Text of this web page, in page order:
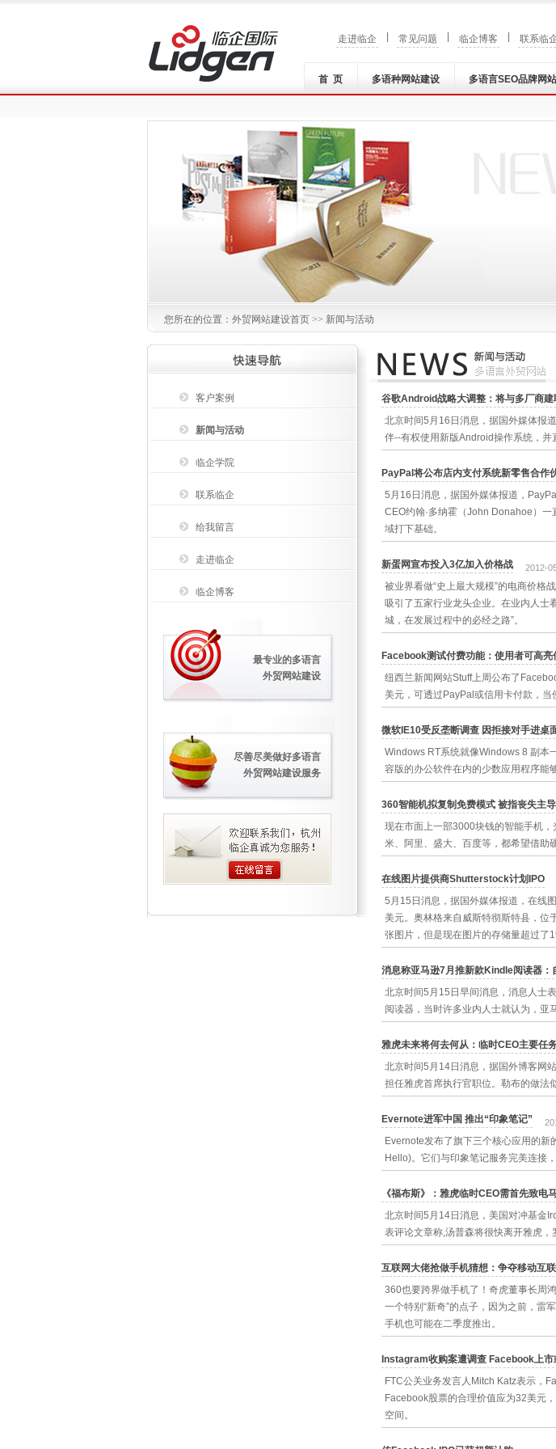
走进临企 常见问题 临企博客 联系临
首 页 多语种网站建设 多语言SEO品牌网
您所在的位置： 外贸网站建设首页 >> 新闻与活动
谷歌Android战略大调整：将与多厂商建
北京时间5月16日消息，据国外媒体报
伴--有权使用新版Android操作系统，并
PayPal将公布店内支付系统新零售合作
5月16日消息，据国外媒体报道，
CEO约翰·多纳霍（John Donahoe）
域打下基础。
新蛋网宣布投入3亿加入价格战 2012-
被业界看做“史上最大规模”的电商价格
吸引了五家行业龙头企业。在业内人士
城，在发展过程中的必经之路”。
Facebook测试付费功能：使用者可高亮
纽西兰新闻网站Stuff上周公布了
美元，可透过PayPal或信用卡付款，当
微软IE10受反垄断调查 因拒接对手进桌
Windows RT系统就像Windows 8 副本
容版的办公软件在内的少数应用程序能
360智能机拟复制免费模式 被指丧失主
现在市面上一部3000块钱的智能手机
米、阿里、盛大、百度等，都希望借助
在线图片提供商Shutterstock计划IPO
5月15日消息，据国外媒体报道，在线
美元。奥林格来自威斯特彻斯特县，位
张图片，但是现在图片的存储量超过了
消息称亚马逊7月推新款Kindle阅读器：
北京时间5月15日早间消息，消息人士
阅读器，当时许多业内人士就认为，亚
雅虎未来将何去何从：临时CEO主要任
北京时间5月14日消息，据国外博客网
担任雅虎首席执行官职位。勒布的做法
Evernote进军中国 推出“印象笔记”
Evernote发布了旗下三个核心应用的
Hello)。它们与印象笔记服务完美连接
《福布斯》：雅虎临时CEO需首先致电
北京时间5月14日消息，美国对冲基金
表评论文章称,汤普森将很快离开雅虎，
互联网大佬抢做手机猜想：争夺移动互联
360也要跨界做手机了！奇虎董事长周
一个特别“新奇”的点子，因为之前，雷
手机也可能在二季度推出。
Instagram收购案遭调查 Facebook上市
FTC公关业务发言人Mitch Katz表示，
Facebook股票的合理价值应为32美元
空间。
客户案例
新闻与活动
临企学院
联系临企
给我留言
走进临企
临企博客
最专业的多语言
外贸网站建设
尽善尽美做好多语言
外贸网站建设服务